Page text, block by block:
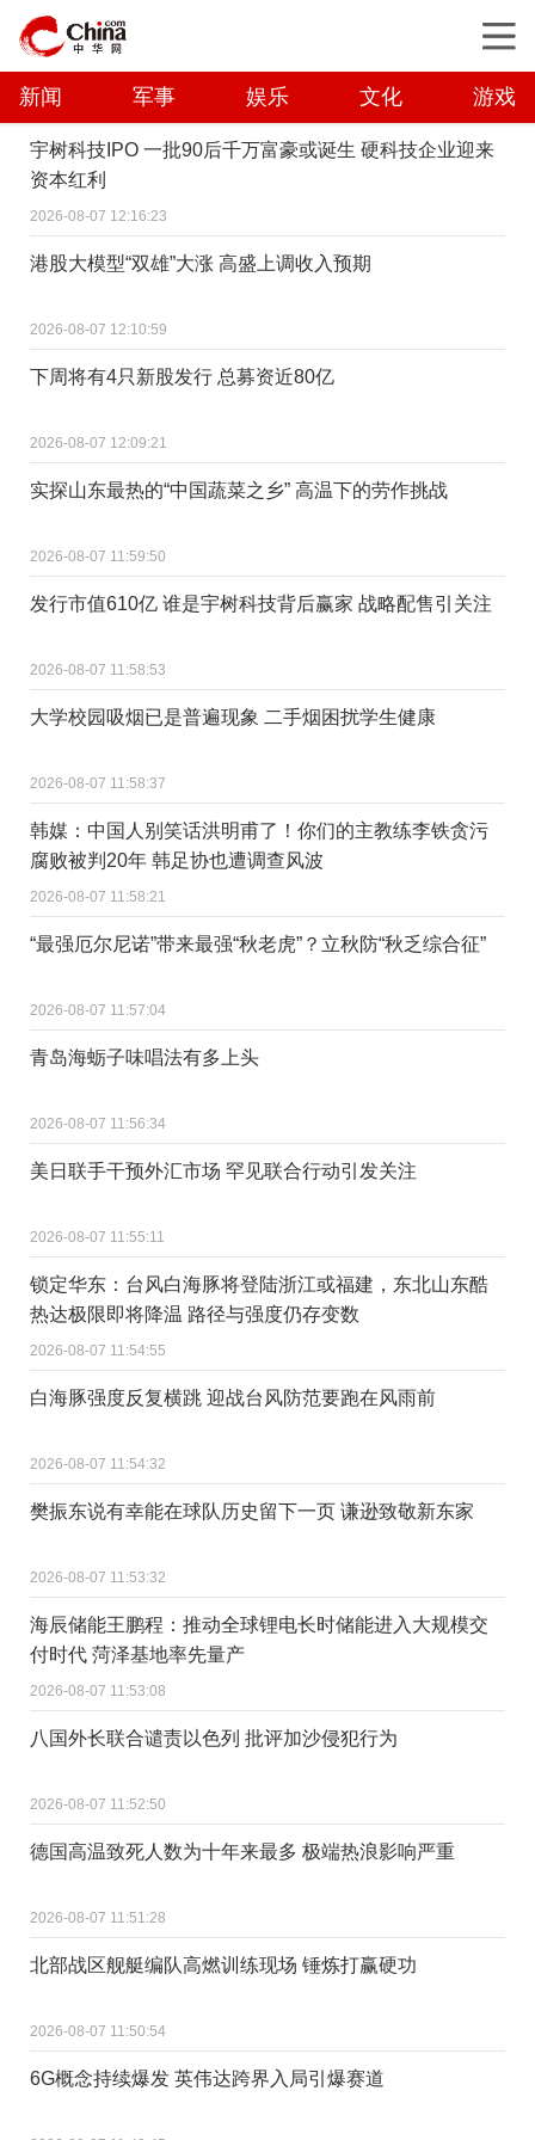
新闻 军事 娱乐 文化 游戏
宇树科技IPO 一批90后千万富豪或诞生 硬科技企业迎来
资本红利
2026-08-07 12:16:23
港股大模型“双雄”大涨 高盛上调收入预期
2026-08-07 12:10:59
下周将有4只新股发行 总募资近80亿
2026-08-07 12:09:21
实探山东最热的“中国蔬菜之乡” 高温下的劳作挑战
2026-08-07 11:59:50
发行市值610亿 谁是宇树科技背后赢家 战略配售引关注
2026-08-07 11:58:53
大学校园吸烟已是普遍现象 二手烟困扰学生健康
2026-08-07 11:58:37
韩媒：中国人别笑话洪明甫了！你们的主教练李铁贪污
腐败被判20年 韩足协也遭调查风波
2026-08-07 11:58:21
“最强厄尔尼诺”带来最强“秋老虎”？立秋防“秋乏综合征”
2026-08-07 11:57:04
青岛海蛎子味唱法有多上头
2026-08-07 11:56:34
美日联手干预外汇市场 罕见联合行动引发关注
2026-08-07 11:55:11
锁定华东：台风白海豚将登陆浙江或福建，东北山东酷
热达极限即将降温 路径与强度仍存变数
2026-08-07 11:54:55
白海豚强度反复横跳 迎战台风防范要跑在风雨前
2026-08-07 11:54:32
樊振东说有幸能在球队历史留下一页 谦逊致敬新东家
2026-08-07 11:53:32
海辰储能王鹏程：推动全球锂电长时储能进入大规模交
付时代 菏泽基地率先量产
2026-08-07 11:53:08
八国外长联合谴责以色列 批评加沙侵犯行为
2026-08-07 11:52:50
德国高温致死人数为十年来最多 极端热浪影响严重
2026-08-07 11:51:28
北部战区舰艇编队高燃训练现场 锤炼打赢硬功
2026-08-07 11:50:54
6G概念持续爆发 英伟达跨界入局引爆赛道